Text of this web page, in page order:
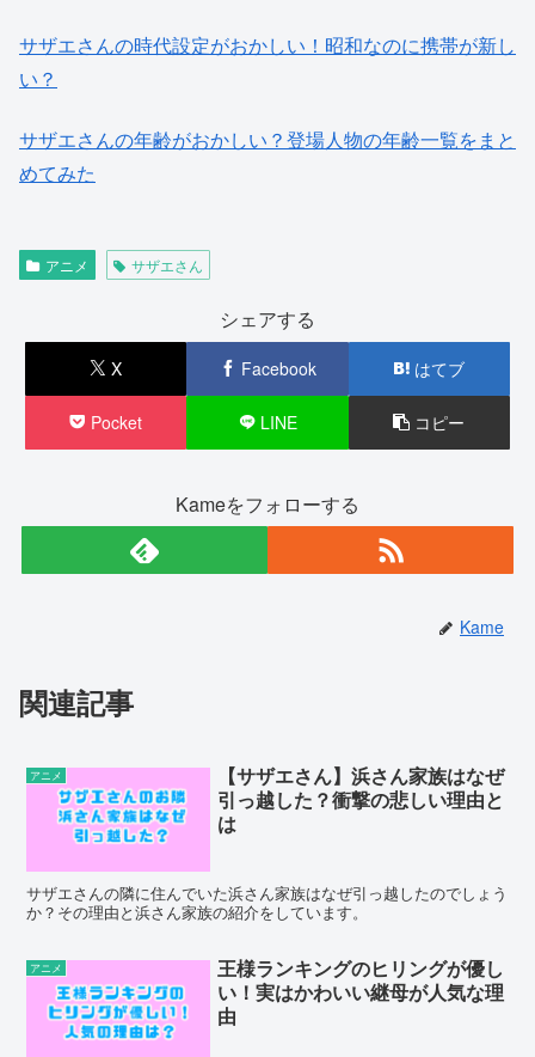
サザエさんの時代設定がおかしい！昭和なのに携帯が新し
い？
サザエさんの年齢がおかしい？登場人物の年齢一覧をまと
めてみた
アニメ サザエさん
シェアする
X Facebook はてブ
Pocket LINE コピー
Kameをフォローする
Kame
関連記事
アニメ
【サザエさん】浜さん家族はなぜ
引っ越した？衝撃の悲しい理由と
は
サザエさんの隣に住んでいた浜さん家族はなぜ引っ越したのでしょう
か？その理由と浜さん家族の紹介をしています。
アニメ
王様ランキングのヒリングが優し
い！実はかわいい継母が人気な理
由